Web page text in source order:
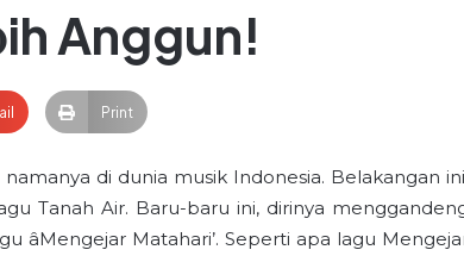
Anggun!
Print
di dunia musik Indonesia. Belakangan
Tanah Air. Baru-baru ini, dirinya
âMengejar Matahari’. Seperti apa lagu